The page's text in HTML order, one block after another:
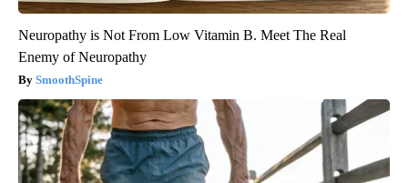
Neuropathy is Not From Low Vitamin B. Meet The Real
Enemy of Neuropathy
SmoothSpine